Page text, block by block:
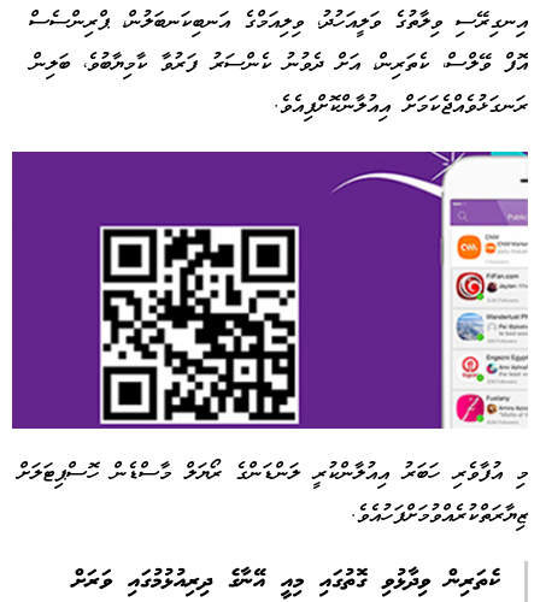
އިނގިރޭސި ވިލާތުގެ ވަލީއަހުދު، ވިލިއަމްގެ އަނބިކަނބަލުން، ޕްރިންސެސް
އޮފް ވޭލްސް، ކެތަރިން، އަށް ދެވުނު ކެންސަރު ފަރުވާ ކާމިޔާބުވެ، ބަލިން
ރަނގަޅުވެއްޖެކަމަށް އިއުލާންކޮށްފިއެވެ.
މި އުފާވެރި ހަބަރު އިއުލާންކުރީ ލަންޑަންގެ ރޯޔަލް މާސްޑެން ހޮސްޕިޓަލަށް
ޒިޔާރަތްކުރެއްވުމަށްފަހުއެވެ.
ކެތަރިން ވިދާޅުވި ގޮތުގައި މިއީ އޭނާގެ ދިރިއުޅުމުގައި ވަރަށް